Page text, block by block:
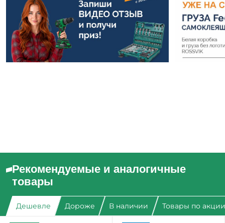
Рекомендуемые и аналогичные
товары
Дешевле Дороже В наличии Товары по акции